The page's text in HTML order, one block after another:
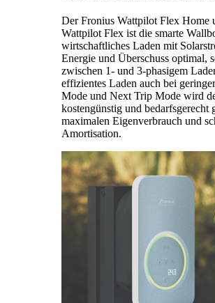
Der Fronius Wattpilot Flex Home
Wattpilot Flex ist die smarte
wirtschaftliches Laden mit
Energie und Überschuss optimal,
zwischen 1- und 3-phasigem
effizientes Laden auch bei
Mode und Next Trip Mode wird
kostengünstig und bedarfsgerecht
maximalen Eigenverbrauch und
Amortisation.